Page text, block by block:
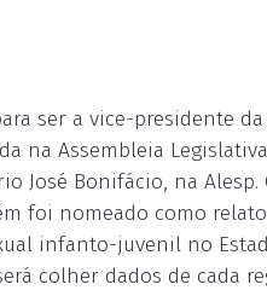
ser a vice-presidente da
na Assembleia
José Bonifácio, na Alesp.
foi nomeado como
infanto-juvenil no
colher dados de cada